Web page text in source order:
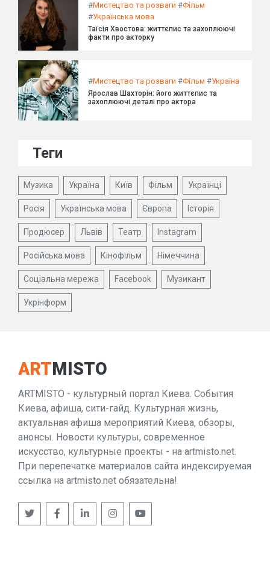
#Мистецтво та розваги #Фільм
#Українська мова
Таїсія Хвостова: життєпис та захоплюючі
факти про акторку
#Мистецтво та розваги #Фільм #Україна
Ярослав Шахторін: його життєпис та
захоплюючі деталі про актора
Теги
Музика Україна Київ Фільм Українці
Росія Українська мова Європа Історія
Продюсер Львів Театр Instagram
Російська мова Кінофільм Німеччина
Соціальна мережа Facebook Музикант
Укрінформ
ARTMISTO
ARTMISTO - культурный портал Киева. События
Киева, афиша, сити-гайд. Культурная жизнь,
актуальная афиша мероприятий Киева, обзоры,
анонсы. Новости культуры, современное
искусство, культурные проекты - на artmisto.net.
При перепечатке материалов сайта индексируемая
ссылка на artmisto.net обязательна!